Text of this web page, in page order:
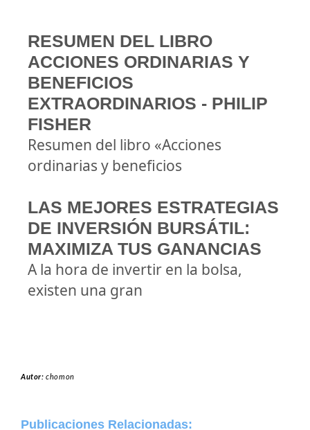
RESUMEN DEL LIBRO
ACCIONES ORDINARIAS Y
BENEFICIOS
EXTRAORDINARIOS - PHILIP
FISHER
Resumen del libro «Acciones
ordinarias y beneficios
LAS MEJORES ESTRATEGIAS
DE INVERSIÓN BURSÁTIL:
MAXIMIZA TUS GANANCIAS
A la hora de invertir en la bolsa,
existen una gran
Autor:chomon
Publicaciones Relacionadas: